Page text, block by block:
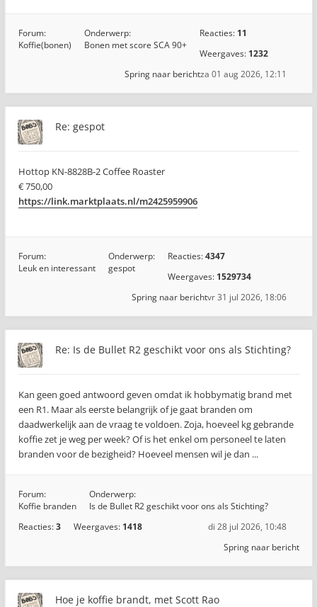
Forum:
Koffie(bonen)
Onderwerp:
Bonen met score SCA 90+
Reacties: 11
Weergaves: 1232
za 01 aug 2026, 12:11
Spring naar bericht
Re: gespot
Hottop KN-8828B-2 Coffee Roaster
€ 750,00
https://link.marktplaats.nl/m2425959906
Forum:
Leuk en interessant
Onderwerp:
gespot
Reacties:4347
Weergaves: 1529734
vr 31 jul 2026, 18:06
Spring naar bericht
Re: Is de Bullet R2 geschikt voor ons als Stichting?
Kan geen goed antwoord geven omdat ik hobbymatig brand met
een R1. Maar als eerste belangrijk of je gaat branden om
daadwerkelijk aan de vraag te voldoen. Zoja, hoeveel kg gebrande
koffie zet je weg per week? Of is het enkel om personeel te laten
branden voor de bezigheid? Hoeveel mensen wil je dan ...
Forum:
Koffie branden
Onderwerp:
Is de Bullet R2 geschikt voor ons als Stichting?
Reacties:3 Weergaves: 1418
di 28 jul 2026, 10:48
Spring naar bericht
Hoe je koffie brandt, met Scott Rao